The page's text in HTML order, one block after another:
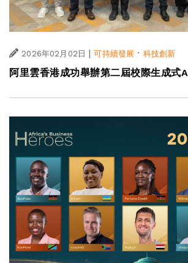
2026年02月02日 | 可持續發展 · 科技創新
阿里雲香港成功舉辦第二屆校際生成式